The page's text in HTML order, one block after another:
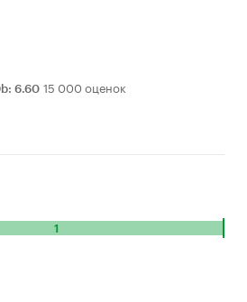
: 6.60 15 000 оценок
1